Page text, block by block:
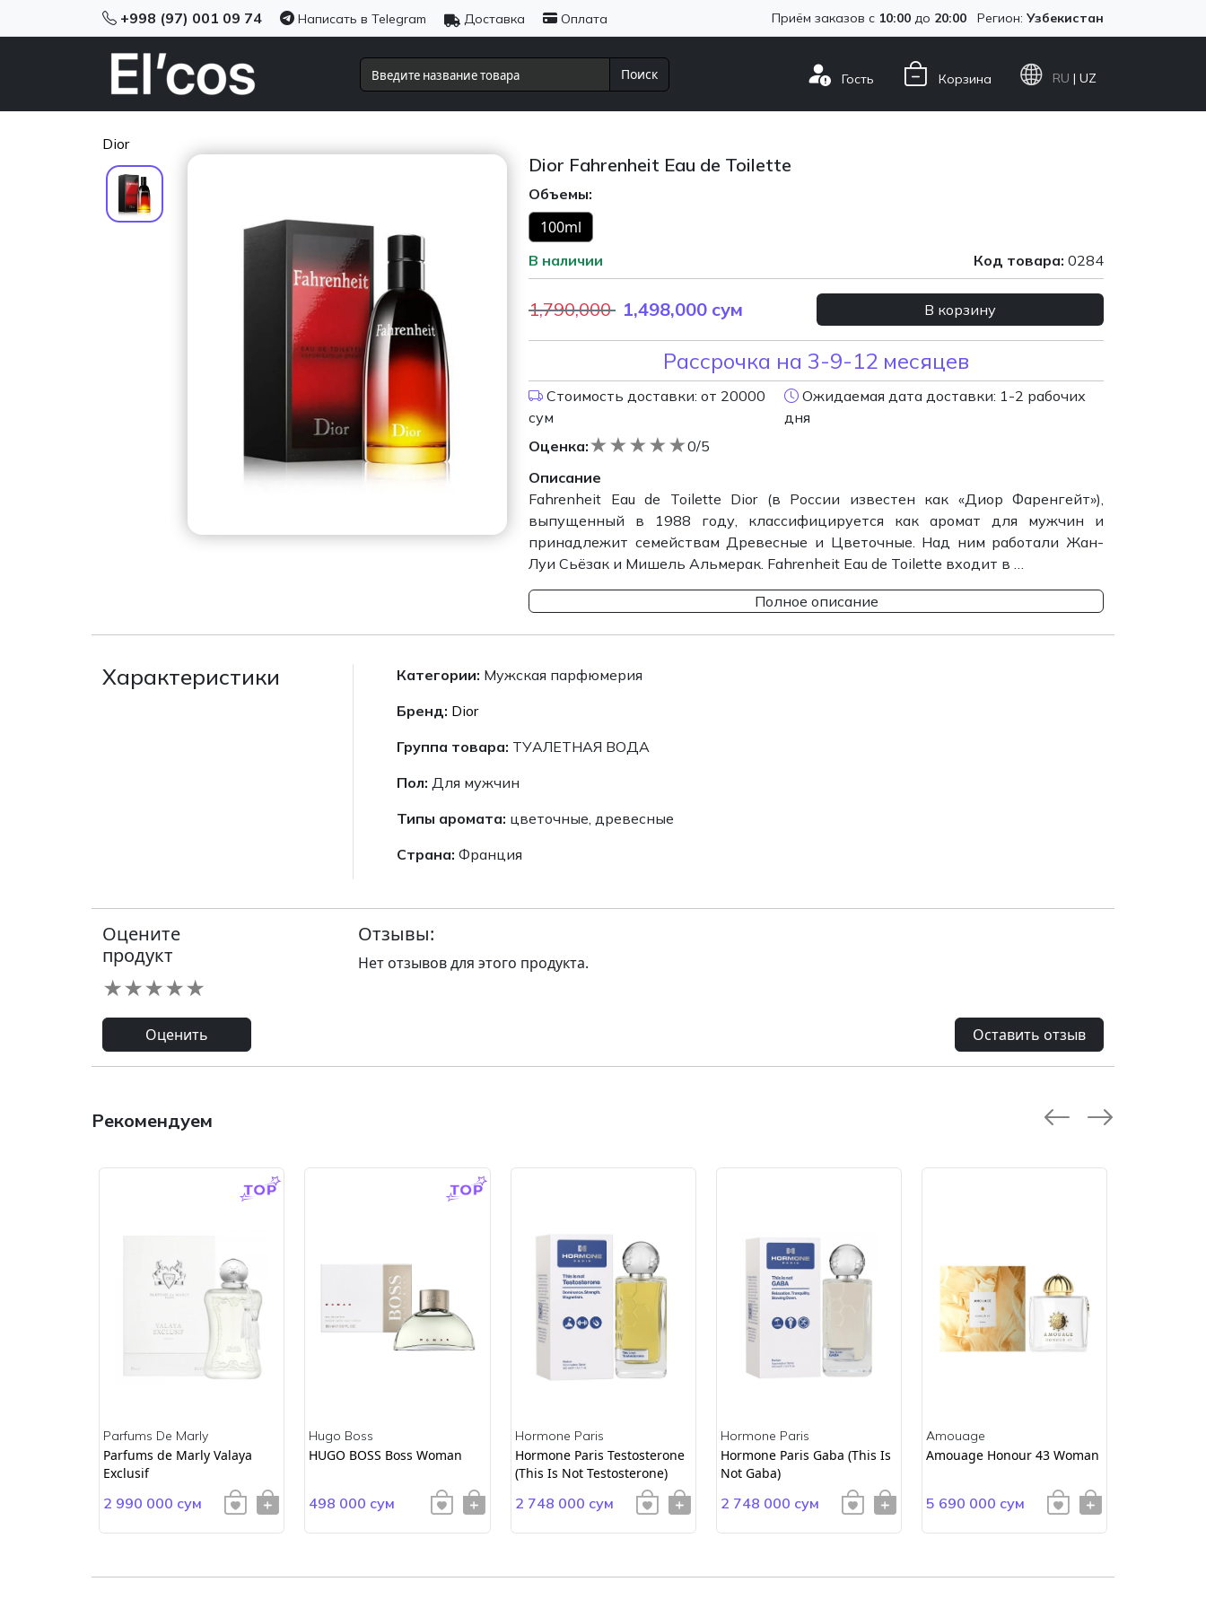
+998 (97) 001 09 74 Написать в Telegram Доставка Оплата Приём заказов с 10:00 до 20:00 Регион: Узбекистан
Поиск Гость Корзина RU | UZ
Dior
Dior Fahrenheit Eau de Toilette
Объемы:
100ml
В наличии Код товара: 0284
1,790,000 1,498,000 сум В корзину
Рассрочка на 3-9-12 месяцев
Стоимость доставки: от 20000
сум
Ожидаемая дата доставки: 1-2 рабочих
дня
Оценка:
★
★
★
★
★
0/5
Описание
Fahrenheit Eau de Toilette Dior (в России известен как «Диор Фаренгейт»),
выпущенный в 1988 году, классифицируется как аромат для мужчин и
принадлежит семействам Древесные и Цветочные. Над ним работали Жан-
Луи Сьёзак и Мишель Альмерак. Fahrenheit Eau de Toilette входит в …
Полное описание
Характеристики Категории: Мужская парфюмерия
Бренд: Dior
Группа товара: ТУАЛЕТНАЯ ВОДА
Пол: Для мужчин
Типы аромата: цветочные, древесные
Страна: Франция
Оцените
продукт
★
★
★
★
★
Оценить
Отзывы:
Нет отзывов для этого продукта.
Оставить отзыв
Рекомендуем
Parfums De Marly
Parfums de Marly Valaya
Exclusif
2 990 000 сум
Hugo Boss
HUGO BOSS Boss Woman
498 000 сум
Hormone Paris
Hormone Paris Testosterone
(This Is Not Testosterone)
2 748 000 сум
Hormone Paris
Hormone Paris Gaba (This Is
Not Gaba)
2 748 000 сум
Amouage
Amouage Honour 43 Woman
5 690 000 сум